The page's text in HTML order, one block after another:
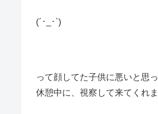
(´･_･`)
って顔してた子供に悪いと思
休憩中に、視察して来てくれま